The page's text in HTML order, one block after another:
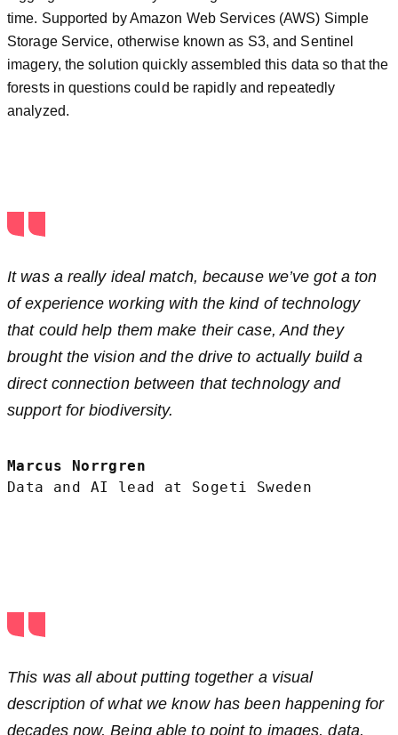
time. Supported by Amazon Web Services (AWS) Simple
Storage Service, otherwise known as S3, and Sentinel
imagery, the solution quickly assembled this data so that the
forests in questions could be rapidly and repeatedly
analyzed.
It was a really ideal match, because we’ve got a ton
of experience working with the kind of technology
that could help them make their case, And they
brought the vision and the drive to actually build a
direct connection between that technology and
support for biodiversity.
Marcus Norrgren
Data and AI lead at Sogeti Sweden
This was all about putting together a visual
description of what we know has been happening for
decades now, Being able to point to images, data,